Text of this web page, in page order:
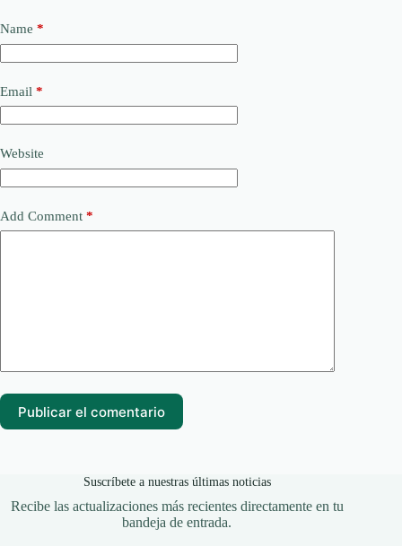
Name *
Email *
Website
Add Comment *
Publicar el comentario
Suscríbete a nuestras últimas noticias
Recibe las actualizaciones más recientes directamente en tu
bandeja de entrada.